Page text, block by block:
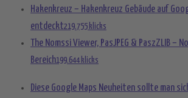
Hakenkreuz – Hakenkreuz Gebäude auf
entdeckt219.755 klicks
The Nomssi Viewer, PasJPEG & PaszZLIB –
Bereich199.644 klicks
Diese Google Maps Neuheiten sollte man